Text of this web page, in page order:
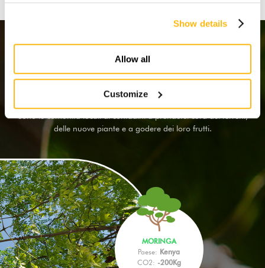
Show details
Allow all
Customize
Un impegno concreto
Abbiamo scelto di piantare1500 alberi in Kenya: Moringa,
Mangrovia Bianca, Limone, Papaya e Banano cresceranno
Sono le comunità locali di contadini a prendersi cura dei terreni,
delle nuove piante e a godere dei loro frutti.
MORINGA
Paese: Kenya
CO2: -200Kg